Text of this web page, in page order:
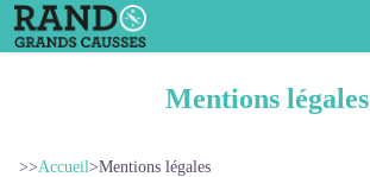
Mentions légales
>>Accueil>Mentions légales